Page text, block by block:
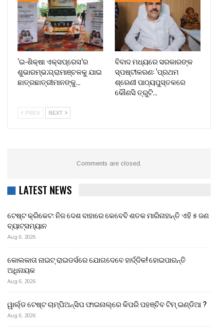
‘ଇ-ଶିକ୍ଷା ଏକ୍ସପ୍ରେସ’ର
ଶୁଭାରମ୍ଭ;ଗ୍ରାମାଞ୍ଚଳକୁ ଯାଇ
ଛାତ୍ରଛାତ୍ରୀମାନଙ୍କୁ…
ବିବାଦ ମଧ୍ୟରେ ସରକାରଙ୍କ
ସ୍ପଷ୍ଟୀକରଣ: ‘ପ୍ରଥମ
ଶ୍ରେଣୀ ପାଠ୍ୟପୁସ୍ତକରେ
କୌଣସି ତ୍ରୁଟି…
PREV NEXT
Comments are closed.
LATEST NEWS
ଟେଷ୍ଟ କ୍ରିକେଟ: ନିଜ ଦେଶ ବାହାରେ କେବେବି ଶତକ ମାରିନାହାନ୍ତି ଏହି ୫ ଜଣ
ବ୍ୟାଟ୍ସମ୍ୟାନ
Aug 6, 2026
କୋଲକାତା ନାଇଟ୍ ରାଇଡର୍ସରେ ଯୋଗଦେବେ ହାର୍ଦ୍ଦିକ! ହୋଇପାରନ୍ତି
ଅଧିନାୟକ
Aug 6, 2026
ୱାର୍ଲ୍ଡ ଟେଷ୍ଟ ଚାମ୍ପିଅନ୍‌ସିପ ଫାଇନାଲ୍‌ରେ କିପରି ପହଞ୍ଚିବ ଟିମ୍ ଇଣ୍ଡିଆ ?
Aug 6, 2026